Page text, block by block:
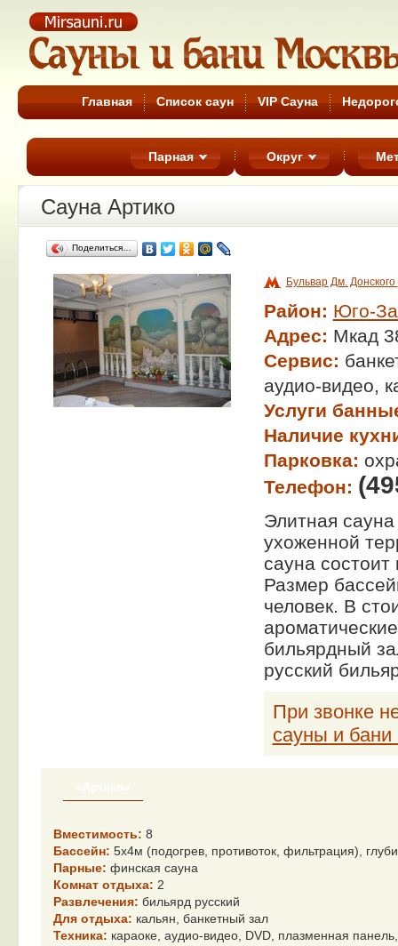
Сауны Москвы
Главная Список саун VIP Сауна
Парная Округ
Сауна Артико
Поделиться…
Бульвар Дм. Донского
Район: Юго-
Адрес: Мкад
Сервис:
аудио-видео,
Услуги
Наличие
Парковка:
Телефон:
Элитная
ухоженной
сауна
Размер
человек. В
бильярдный
русский
При звонке
сауны и
Вместимость: 8
Бассейн: 5х4м (подогрев, противоток, фильтрация),
Парные: финская сауна
Комнат отдыха: 2
Развлечения: бильярд русский
Для отдыха: кальян, банкетный зал
Техника: караоке, аудио-видео, DVD, плазменная панель,